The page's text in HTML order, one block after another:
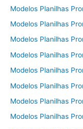
Modelos Planilhas
Modelos Planilhas
Modelos Planilhas
Modelos Planilhas
Modelos Planilhas
Modelos Planilhas
Modelos Planilhas
Modelos Planilhas